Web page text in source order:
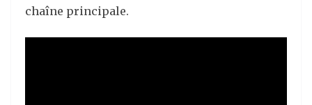
chaîne principale.